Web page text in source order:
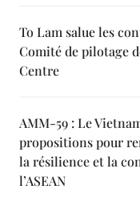
To Lam salue les
Comité de pilotage
Centre
AMM-59 : Le
propositions pour
la résilience et la
l’ASEAN